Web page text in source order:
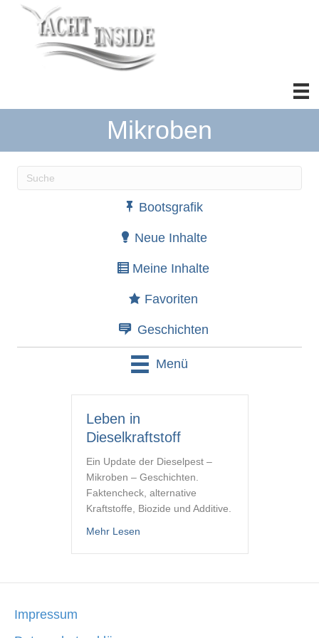
Mikroben
Wenn die Ergebnisse der automatischen
Bootsgrafik
Neue Inhalte
Meine Inhalte
Favoriten
Geschichten
Menü
Leben in
Dieselkraftstoff
Ein Update der Dieselpest –
Mikroben – Geschichten.
Faktencheck, alternative
Kraftstoffe, Biozide und Additive.
Mehr Lesenabout Leben in Dieselkraftstoff
Impressum